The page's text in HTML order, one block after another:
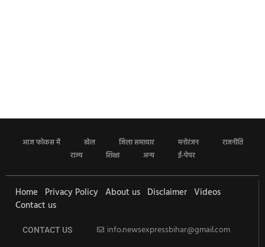
आज फोकस में खेल जिला समाचार मनोरंजन
राजनीति
राज्य
शिक्षा अन्य ई-पेपर
Home Privacy Policy About us Disclaimer Videos
Contact us
CONTACT US info.newsexpressbihar@gmail.com